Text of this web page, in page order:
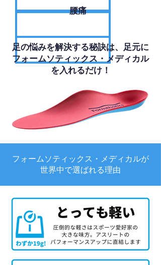
腰痛
足の悩みを解決する秘訣は、足元に
フォームソティックス・メディカル
を入れるだけ！
フォームソティックス・メディカルが
世界中で選ばれる理由